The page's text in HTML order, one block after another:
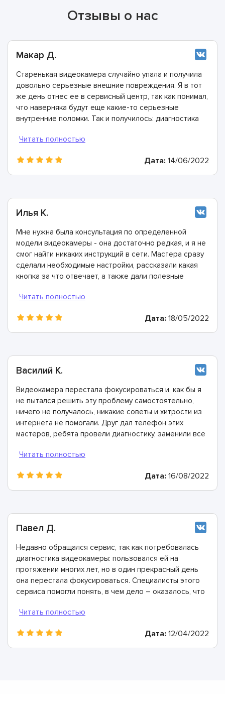
Отзывы о нас
Макар Д.
Старенькая видеокамера случайно упала и получила
довольно серьезные внешние повреждения. Я в тот
же день отнес ее в сервисный центр, так как понимал,
что наверняка будут еще какие-то серьезные
внутренние поломки. Так и получилось: диагностика
ASC уже были все необходимые детали и
Дата: 14/06/2022
Илья К.
Мне нужна была консультация по определенной
модели видеокамеры - она достаточно редкая, и я не
смог найти никаких инструкций в сети. Мастера сразу
сделали необходимые настройки, рассказали какая
кнопка за что отвечает, а также дали полезные
типа техники. Спасибо!
Дата: 18/05/2022
Василий К.
Видеокамера перестала фокусироваться и, как бы я
не пытался решить эту проблему самостоятельно,
ничего не получалось, никакие советы и хитрости из
интернета не помогали. Друг дал телефон этих
мастеров, ребята провели диагностику, заменили все
камеру. Теперь она снимает еще более качественные
Дата: 16/08/2022
Павел Д.
Недавно обращался сервис, так как потребовалась
диагностика видеокамеры: пользовался ей на
протяжении многих лет, но в один прекрасный день
она перестала фокусироваться. Специалисты этого
сервиса помогли понять, в чем дело – оказалось, что
того, что она выработала свой ресурс. Все заменили
Дата: 12/04/2022